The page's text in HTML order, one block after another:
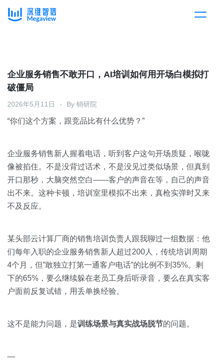
产品总览
产品集成
解决方案
按行业
消费医疗
教育
金融
按角色
销售管理
客户案例
资源中心
全部
白皮书
销售会话智能
预约演示
企业服务销售不敢开口，AI培训如何用开场白模拟打
破僵局
2026年5月11日 By 销研院
“你们这个方案，跟竞品比有什么优势？”
企业服务销售新人握着电话，听到客户这句开场质疑，喉咙
像被掐住。不是没背过话术，不是没见过类似场景，但真到
开口那秒，大脑突然空白——客户的声音在等，自己的声音
出不来。这种卡顿，培训室里模拟不出来，真枪实弹时又来
不及反应。
某头部云计算厂商的销售培训负责人跟我聊过一组数据：他
们每年入职的企业服务销售新人超过200人，传统培训周期
4个月，但”敢独立打第一通客户电话”的比例不到35%。剩
下的65%，要么继续躲在老员工身后听录音，要么在真实客
户面前反复试错，用丢单换经验。
这不是能力问题，是训练场景与真实战场脱节的问题。
—